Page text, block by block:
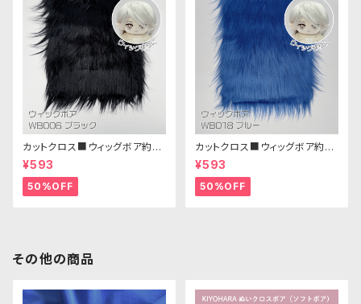
カットクロス■ウィッグボア約8c
m(ブラック)WB006ボア生地 2
5cm × 45cm
¥593
50%OFF
カットクロス■ウィッグボア約8c
m(ブルー)WB018 ボア生地 25
cm × 45cm
¥593
50%OFF
その他の商品